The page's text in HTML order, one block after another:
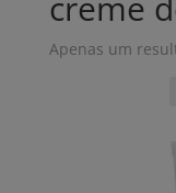
Apenas um